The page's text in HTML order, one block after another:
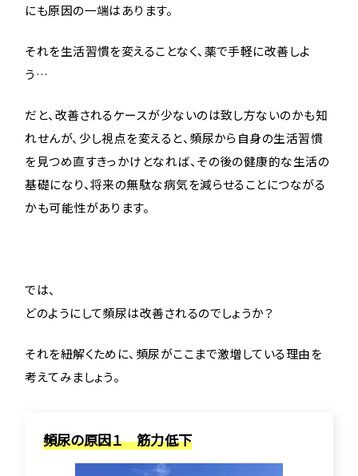
にも原因の一端はあります。
それを生活習慣を変えることなく、薬で手軽に改善しよ
う…
だと、改善されるケースが少ないのは致し方ないのかも知
れせんが、少し視点を変えると、頻尿から自身の生活習慣
を見つめ直すきっかけとなれば、その後の健康的な生活の
基礎になり、将来の無駄な病気を減らせることにつながる
かも可能性があります。
では、
どのようにして頻尿は改善されるのでしょうか？
それを紐解くために、頻尿がここまで激増している理由を
考えてみましょう。
頻尿の原因１ 筋力低下